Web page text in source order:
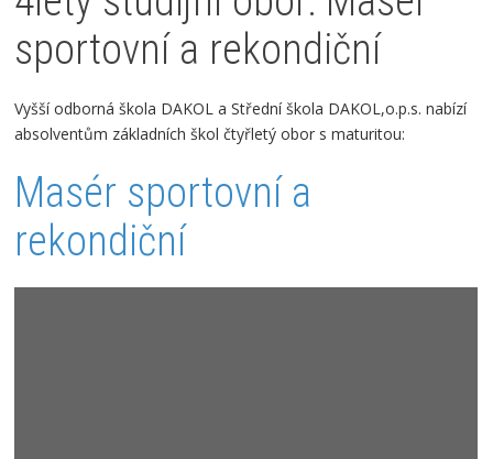
sportovní a rekondiční
Vyšší odborná škola DAKOL a Střední škola DAKOL,o.p.s. nabízí
absolventům základních škol čtyřletý obor s maturitou:
Masér sportovní a
rekondiční